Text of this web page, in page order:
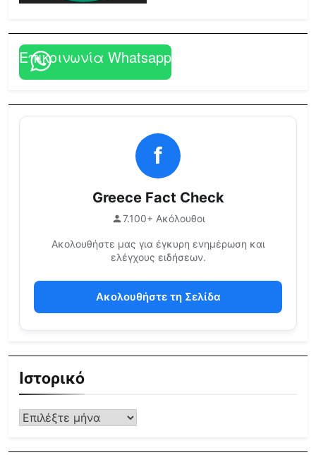
Επικοινωνία Whatsapp
f
Greece Fact Check
7.100+ Ακόλουθοι
Ακολουθήστε μας για έγκυρη ενημέρωση και
ελέγχους ειδήσεων.
Ακολουθήστε τη Σελίδα
Ιστορικό